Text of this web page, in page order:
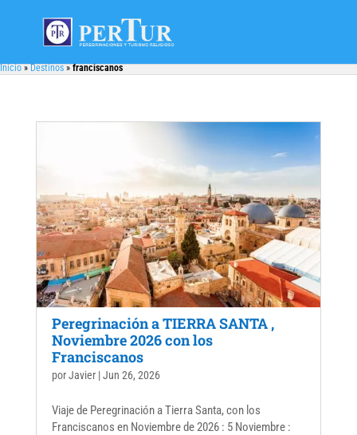
Inicio»Destinos»franciscanos
Peregrinación a TIERRA SANTA ,
Noviembre 2026 con los
Franciscanos
porJavier|Jun 26, 2026
Viaje de Peregrinación a Tierra Santa, con los
Franciscanos en Noviembre de 2026 : 5 Noviembre :